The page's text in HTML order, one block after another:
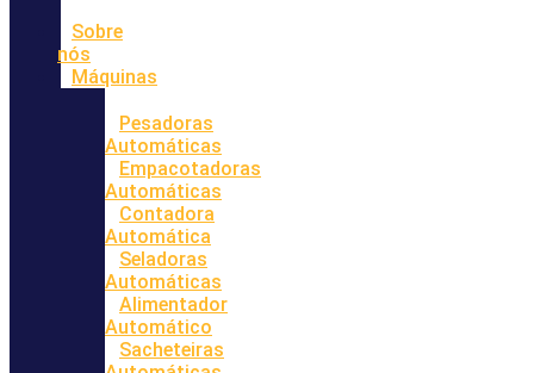
Sobre
nós
Máquinas
Pesadoras
Automáticas
Empacotadoras
Automáticas
Contadora
Automática
Seladoras
Automáticas
Alimentador
Automático
Sacheteiras